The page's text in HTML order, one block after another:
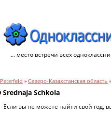
... место встречи всех
Peterfeld » Северо-Казахстанская область »
Srednaja Schkola
Если вы не можете найти свой год,